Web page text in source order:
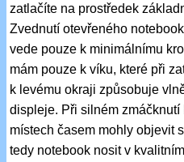
zatlačíte na prostředek
Zvednutí otevřeného
vede pouze k minimálnímu
mám pouze k víku, které při
k levému okraji způsobuje
displeje. Při silném zmáčknutí
místech časem mohly objevit
tedy notebook nosit v